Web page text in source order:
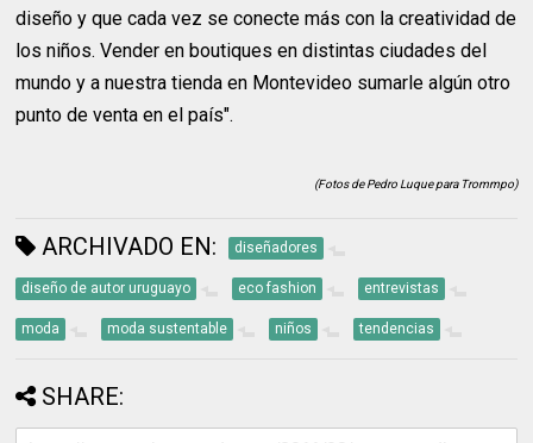
diseño y que cada vez se conecte más con la creatividad de
los niños. Vender en boutiques en distintas ciudades del
mundo y a nuestra tienda en Montevideo sumarle algún otro
punto de venta en el país".
(Fotos de Pedro Luque para Trommpo)
ARCHIVADO EN: diseñadores
diseño de autor uruguayo eco fashion entrevistas
moda moda sustentable niños tendencias
SHARE: